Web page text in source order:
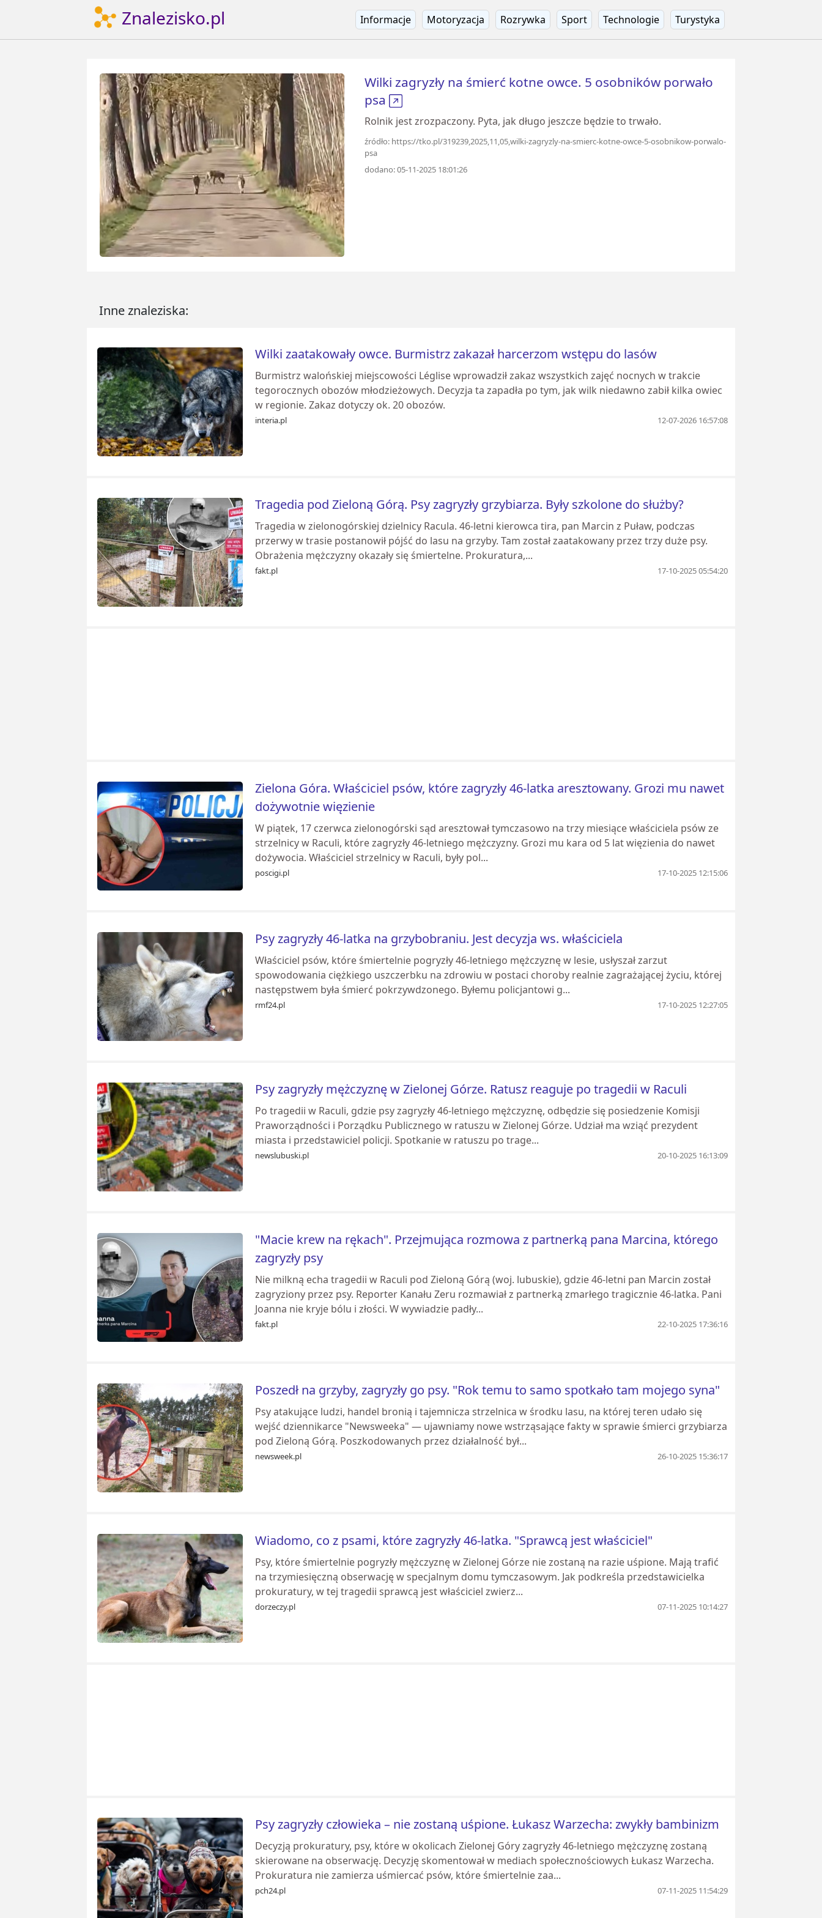
Znalezisko.pl Informacje Motoryzacja Rozrywka Sport Technologie Turystyka
Wilki zagryzły na śmierć kotne owce. 5 osobników porwało
psa
Rolnik jest zrozpaczony. Pyta, jak długo jeszcze będzie to trwało.
źródło: https://tko.pl/319239,2025,11,05,wilki-zagryzly-na-smierc-kotne-owce-5-osobnikow-porwalo-
psa
dodano: 05-11-2025 18:01:26
Inne znaleziska:
Wilki zaatakowały owce. Burmistrz zakazał harcerzom wstępu do lasów
Burmistrz walońskiej miejscowości Léglise wprowadził zakaz wszystkich zajęć nocnych w trakcie
tegorocznych obozów młodzieżowych. Decyzja ta zapadła po tym, jak wilk niedawno zabił kilka owiec
w regionie. Zakaz dotyczy ok. 20 obozów.
interia.pl 12-07-2026 16:57:08
Tragedia pod Zieloną Górą. Psy zagryzły grzybiarza. Były szkolone do służby?
Tragedia w zielonogórskiej dzielnicy Racula. 46-letni kierowca tira, pan Marcin z Puław, podczas
przerwy w trasie postanowił pójść do lasu na grzyby. Tam został zaatakowany przez trzy duże psy.
Obrażenia mężczyzny okazały się śmiertelne. Prokuratura,...
fakt.pl 17-10-2025 05:54:20
Zielona Góra. Właściciel psów, które zagryzły 46-latka aresztowany. Grozi mu nawet
dożywotnie więzienie
W piątek, 17 czerwca zielonogórski sąd aresztował tymczasowo na trzy miesiące właściciela psów ze
strzelnicy w Raculi, które zagryzły 46-letniego mężczyzny. Grozi mu kara od 5 lat więzienia do nawet
dożywocia. Właściciel strzelnicy w Raculi, były pol...
poscigi.pl 17-10-2025 12:15:06
Psy zagryzły 46-latka na grzybobraniu. Jest decyzja ws. właściciela
Właściciel psów, które śmiertelnie pogryzły 46-letniego mężczyznę w lesie, usłyszał zarzut
spowodowania ciężkiego uszczerbku na zdrowiu w postaci choroby realnie zagrażającej życiu, której
następstwem była śmierć pokrzywdzonego. Byłemu policjantowi g...
rmf24.pl 17-10-2025 12:27:05
Psy zagryzły mężczyznę w Zielonej Górze. Ratusz reaguje po tragedii w Raculi
Po tragedii w Raculi, gdzie psy zagryzły 46-letniego mężczyznę, odbędzie się posiedzenie Komisji
Praworządności i Porządku Publicznego w ratuszu w Zielonej Górze. Udział ma wziąć prezydent
miasta i przedstawiciel policji. Spotkanie w ratuszu po trage...
newslubuski.pl 20-10-2025 16:13:09
"Macie krew na rękach". Przejmująca rozmowa z partnerką pana Marcina, którego
zagryzły psy
Nie milkną echa tragedii w Raculi pod Zieloną Górą (woj. lubuskie), gdzie 46-letni pan Marcin został
zagryziony przez psy. Reporter Kanału Zeru rozmawiał z partnerką zmarłego tragicznie 46-latka. Pani
Joanna nie kryje bólu i złości. W wywiadzie padły...
fakt.pl 22-10-2025 17:36:16
Poszedł na grzyby, zagryzły go psy. "Rok temu to samo spotkało tam mojego syna"
Psy atakujące ludzi, handel bronią i tajemnicza strzelnica w środku lasu, na której teren udało się
wejść dziennikarce "Newsweeka" — ujawniamy nowe wstrząsające fakty w sprawie śmierci grzybiarza
pod Zieloną Górą. Poszkodowanych przez działalność był...
newsweek.pl 26-10-2025 15:36:17
Wiadomo, co z psami, które zagryzły 46-latka. "Sprawcą jest właściciel"
Psy, które śmiertelnie pogryzły mężczyznę w Zielonej Górze nie zostaną na razie uśpione. Mają trafić
na trzymiesięczną obserwację w specjalnym domu tymczasowym. Jak podkreśla przedstawicielka
prokuratury, w tej tragedii sprawcą jest właściciel zwierz...
dorzeczy.pl 07-11-2025 10:14:27
Psy zagryzły człowieka – nie zostaną uśpione. Łukasz Warzecha: zwykły bambinizm
Decyzją prokuratury, psy, które w okolicach Zielonej Góry zagryzły 46-letniego mężczyznę zostaną
skierowane na obserwację. Decyzję skomentował w mediach społecznościowych Łukasz Warzecha.
Prokuratura nie zamierza uśmiercać psów, które śmiertelnie zaa...
pch24.pl 07-11-2025 11:54:29